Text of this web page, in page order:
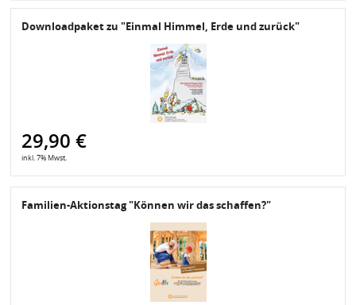
Downloadpaket zu "Einmal Himmel, Erde und zurück"
29,90 €
inkl. 7% Mwst.
Familien-Aktionstag "Können wir das schaffen?"